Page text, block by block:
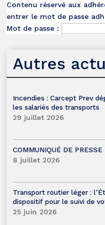
Contenu réservé aux
entrer le mot de passe
Mot de passe :
Autres
Incendies : Carcept Prev
les salariés des transports
29 juillet 2026
COMMUNIQUÉ DE PRESSE
8 juillet 2026
Transport routier léger :
dispositif pour le suivi de
25 juin 2026